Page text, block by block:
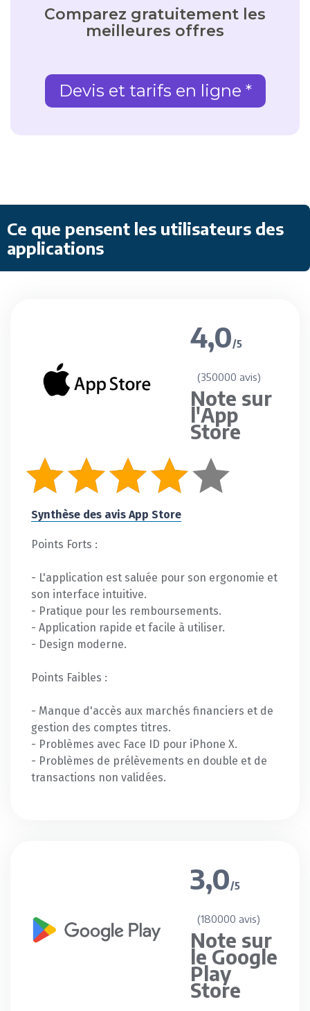
Comparez gratuitement les
meilleures offres
Devis et tarifs en ligne *
Ce que pensent les utilisateurs des
applications
4,0/5
(350000 avis)
Note sur
l'App
Store
Synthèse des avis App Store
Points Forts :
- L'application est saluée pour son ergonomie et
son interface intuitive.
- Pratique pour les remboursements.
- Application rapide et facile à utiliser.
- Design moderne.
Points Faibles :
- Manque d'accès aux marchés financiers et de
gestion des comptes titres.
- Problèmes avec Face ID pour iPhone X.
- Problèmes de prélèvements en double et de
transactions non validées.
3,0/5
(180000 avis)
Note sur
le Google
Play
Store